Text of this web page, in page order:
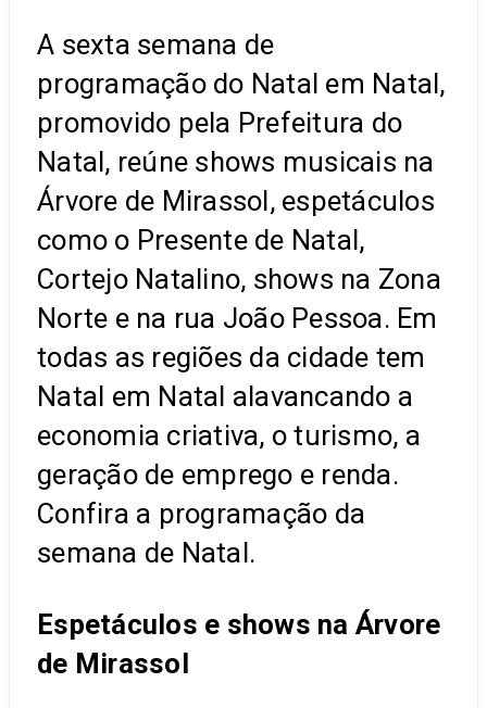
A sexta semana de
programação do Natal em Natal,
promovido pela Prefeitura do
Natal, reúne shows musicais na
Árvore de Mirassol, espetáculos
como o Presente de Natal,
Cortejo Natalino, shows na Zona
Norte e na rua João Pessoa. Em
todas as regiões da cidade tem
Natal em Natal alavancando a
economia criativa, o turismo, a
geração de emprego e renda.
Confira a programação da
semana de Natal.
Espetáculos e shows na Árvore
de Mirassol